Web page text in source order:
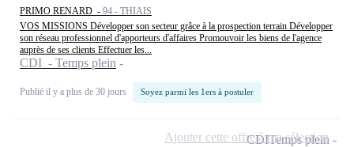
PRIMO RENARD - 94 - THIAIS
VOS MISSIONS Développer son secteur grâce à la prospection terrain Développer
son réseau professionnel d'apporteurs d'affaires Promouvoir les biens de l'agence
auprès de ses clients Effectuer les...
CDI - Temps plein
Publié il y a plus de 30 jours Soyez parmi les 1ers à postuler
CDITemps plein
Ajouter cette offre à ma sélection